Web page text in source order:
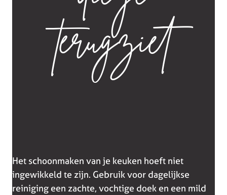
terugziet
Het schoonmaken van je keuken hoeft niet
ingewikkeld te zijn. Gebruik voor dagelijkse
reiniging een zachte, vochtige doek en een mild